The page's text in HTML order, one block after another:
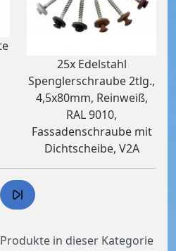
25x Edelstahl
Spenglerschraube 2tlg.,
4,5x80mm, Reinweiß,
RAL 9010,
Fassadenschraube mit
Dichtscheibe, V2A
Produkte in dieser Kategorie